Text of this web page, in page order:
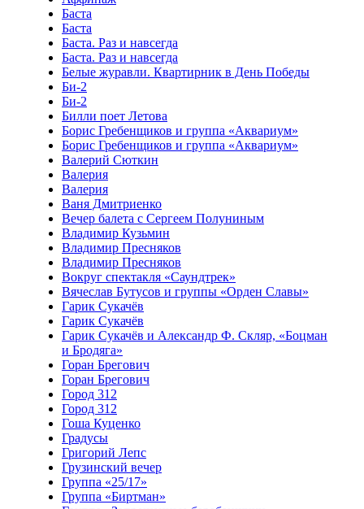
Баста
Баста
Баста. Раз и навсегда
Баста. Раз и навсегда
Белые журавли. Квартирник в День Победы
Би-2
Би-2
Билли поет Летова
Борис Гребенщиков и группа «Аквариум»
Борис Гребенщиков и группа «Аквариум»
Валерий Сюткин
Валерия
Валерия
Ваня Дмитриенко
Вечер балета с Сергеем Полуниным
Владимир Кузьмин
Владимир Пресняков
Владимир Пресняков
Вокруг спектакля «Саундтрек»
Вячеслав Бутусов и группы «Орден Славы»
Гарик Сукачёв
Гарик Сукачёв
Гарик Сукачёв и Александр Ф. Скляр, «Боцман
и Бродяга»
Горан Брегович
Горан Брегович
Город 312
Город 312
Гоша Куценко
Градусы
Григорий Лепс
Грузинский вечер
Группа «25/17»
Группа «Биртман»